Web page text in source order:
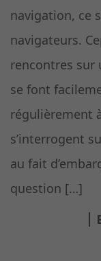
navigation, ce
navigateurs.
rencontres sur
se font
régulièrement
s’interrogent
au fait
question […]